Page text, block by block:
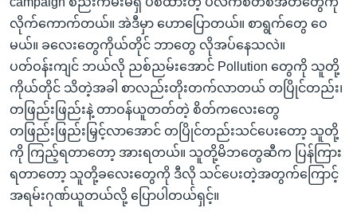
လိုက်ကောက်တယ်။ အဲဒီမှာ ဟောပြောတယ်။ စာရွက်တွေ ဝေ
မယ်။ ခလေးတွေကိုယ်တိုင် ဘာတွေ လိုအပ်နေသလဲ။
ပတ်ဝန်းကျင် ဘယ်လို ညစ်ညမ်းအောင် Pollution တွေကို သူတို့
ကိုယ်တိုင် သိတဲ့အခါ စာလည်းတိုးတက်လာတယ် တပြိုင်တည်း၊
တဖြည်းဖြည်းနဲ့ တာဝန်ယူတတ်တဲ့ စိတ်ကလေးတွေ
တဖြည်းဖြည်းမြှင့်လာအောင် တပြိုင်တည်းသင်ပေးတော့ သူတို့
ကို ကြည့်ရတာတော့ အားရတယ်။ သူတို့မိဘတွေဆီက ပြန်ကြား
ရတာတော့ သူတို့ခလေးတွေကို ဒီလို သင်ပေးတဲ့အတွက်ကြောင့်
အရမ်းဂုဏ်ယူတယ်လို့ ပြောပါတယ်ရှင့်။